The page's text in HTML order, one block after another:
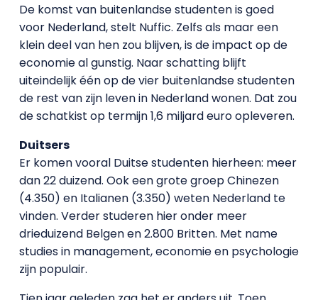
De komst van buitenlandse studenten is goed
voor Nederland, stelt Nuffic. Zelfs als maar een
klein deel van hen zou blijven, is de impact op de
economie al gunstig. Naar schatting blijft
uiteindelijk één op de vier buitenlandse studenten
de rest van zijn leven in Nederland wonen. Dat zou
de schatkist op termijn 1,6 miljard euro opleveren.
Duitsers
Er komen vooral Duitse studenten hierheen: meer
dan 22 duizend. Ook een grote groep Chinezen
(4.350) en Italianen (3.350) weten Nederland te
vinden. Verder studeren hier onder meer
drieduizend Belgen en 2.800 Britten. Met name
studies in management, economie en psychologie
zijn populair.